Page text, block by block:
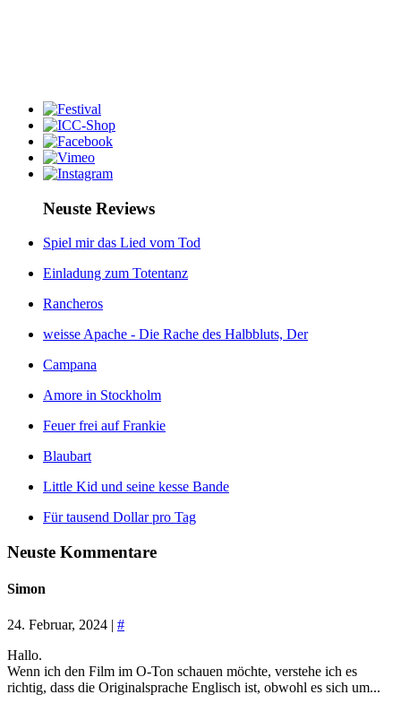
Neuste Reviews
Spiel mir das Lied vom Tod
Einladung zum Totentanz
Rancheros
weisse Apache - Die Rache des Halbbluts, Der
Campana
Amore in Stockholm
Feuer frei auf Frankie
Blaubart
Little Kid und seine kesse Bande
Für tausend Dollar pro Tag
Neuste Kommentare
Simon
24. Februar, 2024 | #
Hallo.
Wenn ich den Film im O-Ton schauen möchte, verstehe ich es
richtig, dass die Originalsprache Englisch ist, obwohl es sich um...